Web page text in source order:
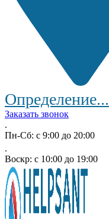
Определение...
Заказать звонок
.
Пн-Сб: с 9:00 до 20:00
.
Воскр: с 10:00 до 19:00